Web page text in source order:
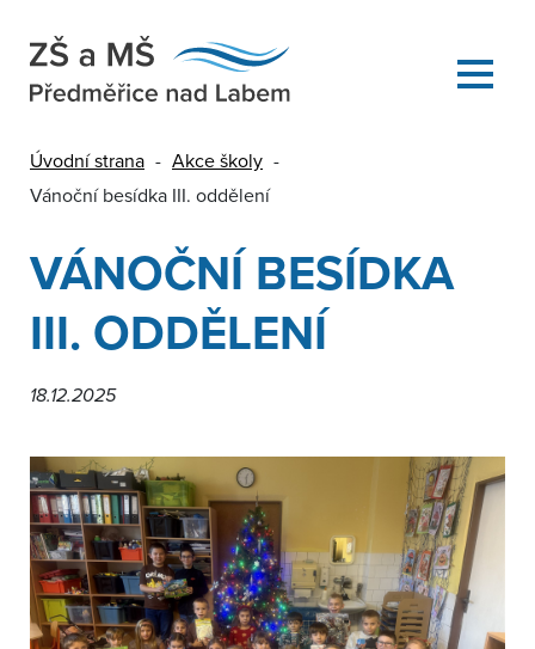
Úvodní strana - Akce školy -
Vánoční besídka III. oddělení
VÁNOČNÍ BESÍDKA
III. ODDĚLENÍ
18.12.2025